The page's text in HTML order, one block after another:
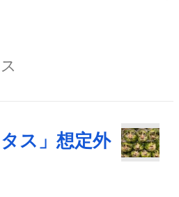
ス」想定外